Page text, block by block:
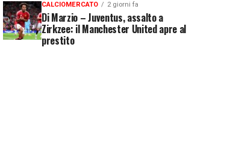
CALCIOMERCATO 2 giorni fa
Di Marzio – Juventus, assalto a
Zirkzee: il Manchester United apre al
prestito